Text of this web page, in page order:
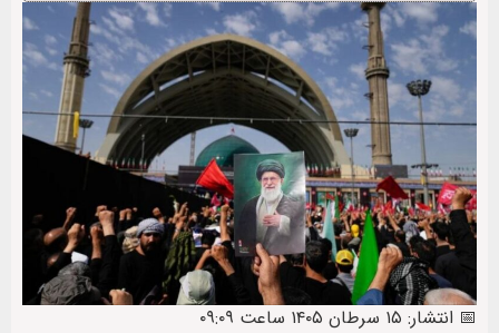
📅 انتشار: ۱۵ سرطان ۱۴۰۵ ساعت ۰۹:۰۹